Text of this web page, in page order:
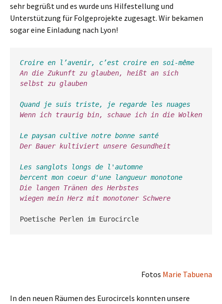
sehr begrüßt und es wurde uns Hilfestellung und
Unterstützung für Folgeprojekte zugesagt. Wir bekamen
sogar eine Einladung nach Lyon!
Croire en l’avenir, c’est croire en soi-même
An die Zukunft zu glauben, heißt an sich
selbst zu glauben
Quand je suis triste, je regarde les nuages
Wenn ich traurig bin, schaue ich in die Wolken
Le paysan cultive notre bonne santé
Der Bauer kultiviert unsere Gesundheit
Les sanglots longs de l'automne
bercent mon coeur d'une langueur monotone
Die langen Tränen des Herbstes
wiegen mein Herz mit monotoner Schwere
Poetische Perlen im Eurocircle
Fotos Marie Tabuena
In den neuen Räumen des Eurocircels konnten unsere